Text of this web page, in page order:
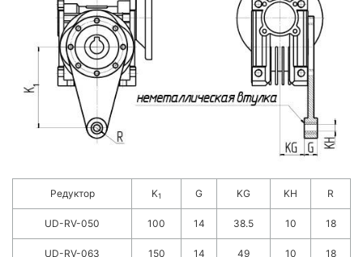
Редуктор K1 G KG KH R
UD-RV-050 100 14 38.5 10 18
UD-RV-063 150 14 49 10 18